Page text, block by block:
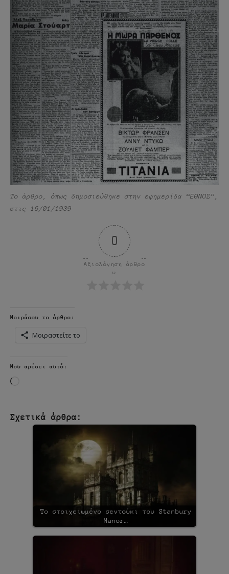
Το άρθρο, όπως δημοσιεύθηκε στην εφημερίδα “ΕΘΝΟΣ”,
στις 16/01/1939
0
Αξιολόγηση άρθρο
υ
Μοιράσου το άρθρο:
Μοιραστείτε το
Μου αρέσει αυτό:
Σχετικά άρθρα:
Το στοιχειωμένο σεντούκι του Stanbury
Manor…